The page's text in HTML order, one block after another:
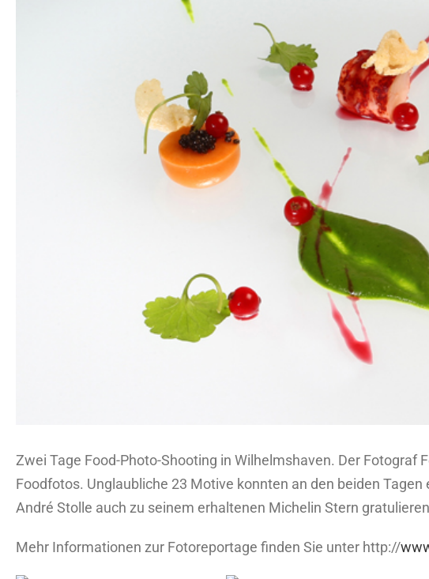
Zwei Tage Food-Photo-Shooting in Wilhelmshaven. Der Fotograf
Foodfotos. Unglaubliche 23 Motive konnten an den beiden
André Stolle auch zu seinem erhaltenen Michelin Stern
Mehr Informationen zur Fotoreportage finden Sie unter http://